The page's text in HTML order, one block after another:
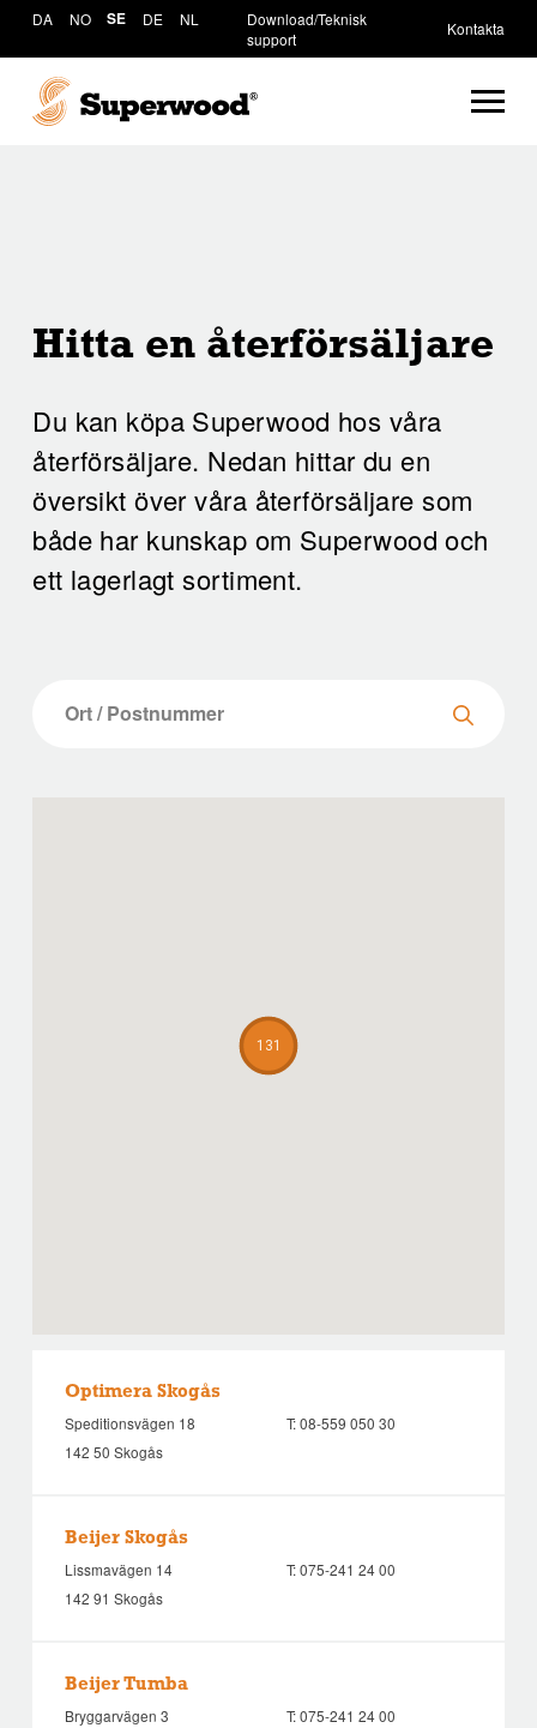
DA NO SE DE NL
Download/Teknisk
support
Kontakta
Hitta en återförsäljare
Du kan köpa Superwood hos våra
återförsäljare. Nedan hittar du en
översikt över våra återförsäljare som
både har kunskap om Superwood och
ett lagerlagt sortiment.
Optimera Skogås
Speditionsvägen 18
142 50 Skogås
T:08-559 050 30
Beijer Skogås
Lissmavägen 14
142 91 Skogås
T:075-241 24 00
Beijer Tumba
Bryggarvägen 3
T:075-241 24 00
131